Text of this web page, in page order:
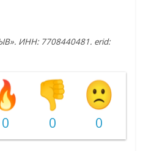
ИНН: 7708440481. erid:
0 0 0